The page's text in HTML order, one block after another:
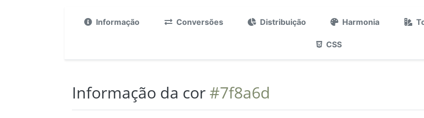
Informação Conversões Distribuição Harmonia
CSS
Informação da cor#7f8a6d